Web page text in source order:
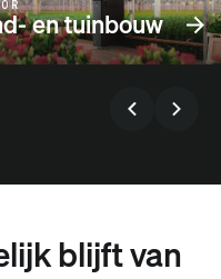
en tuinbouw
blijft van